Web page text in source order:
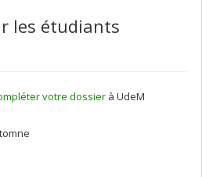
les étudiants
votre dossier à UdeM